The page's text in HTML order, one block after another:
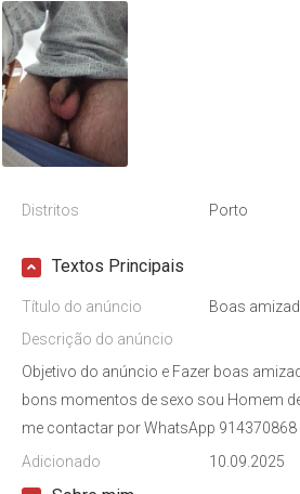
Distritos Porto
Textos Principais
Título do anúncio
Boas
Descrição do anúncio
Objetivo do anúncio e Fazer boas
bons momentos de sexo sou Homem
me contactar por WhatsApp 914370868
Adicionado
10.09.2025